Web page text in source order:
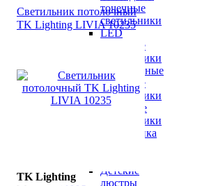
точечные
светильники
LED
точечные
светильники
Хрустальные
точечные
светильники
Точечные
светильники
флористика
Детские
люстры
Светильник потолочный
TK Lighting LIVIA 10235
TK Lighting